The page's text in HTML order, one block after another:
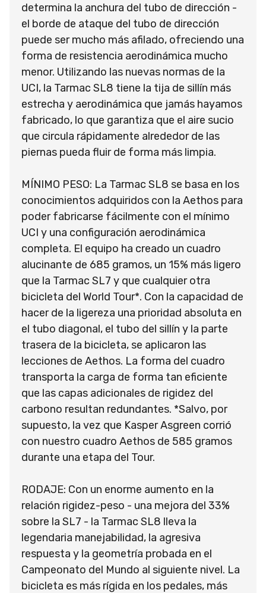
determina la anchura del tubo de dirección -
el borde de ataque del tubo de dirección
puede ser mucho más afilado, ofreciendo una
forma de resistencia aerodinámica mucho
menor. Utilizando las nuevas normas de la
UCI, la Tarmac SL8 tiene la tija de sillín más
estrecha y aerodinámica que jamás hayamos
fabricado, lo que garantiza que el aire sucio
que circula rápidamente alrededor de las
piernas pueda fluir de forma más limpia.
MÍNIMO PESO: La Tarmac SL8 se basa en los
conocimientos adquiridos con la Aethos para
poder fabricarse fácilmente con el mínimo
UCI y una configuración aerodinámica
completa. El equipo ha creado un cuadro
alucinante de 685 gramos, un 15% más ligero
que la Tarmac SL7 y que cualquier otra
bicicleta del World Tour*. Con la capacidad de
hacer de la ligereza una prioridad absoluta en
el tubo diagonal, el tubo del sillín y la parte
trasera de la bicicleta, se aplicaron las
lecciones de Aethos. La forma del cuadro
transporta la carga de forma tan eficiente
que las capas adicionales de rigidez del
carbono resultan redundantes. *Salvo, por
supuesto, la vez que Kasper Asgreen corrió
con nuestro cuadro Aethos de 585 gramos
durante una etapa del Tour.
RODAJE: Con un enorme aumento en la
relación rigidez-peso - una mejora del 33%
sobre la SL7 - la Tarmac SL8 lleva la
legendaria manejabilidad, la agresiva
respuesta y la geometría probada en el
Campeonato del Mundo al siguiente nivel. La
bicicleta es más rígida en los pedales, más